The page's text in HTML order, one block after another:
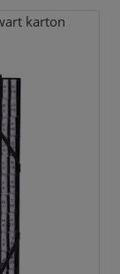
karton